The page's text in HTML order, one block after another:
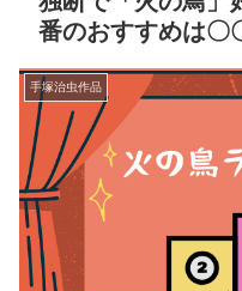
番のおすすめは〇
手塚治虫作品